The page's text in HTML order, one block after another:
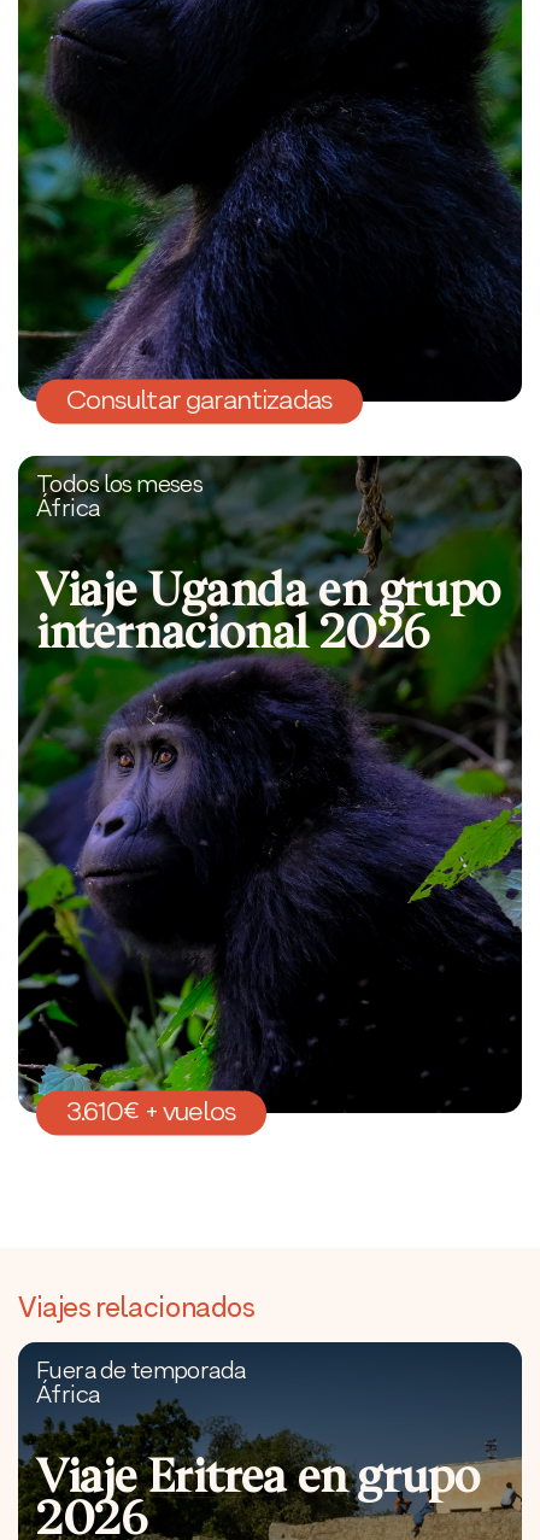
Consultar garantizadas
Todos los meses
África
Viaje Uganda en grupo
internacional 2026
3.610€ + vuelos
Viajes relacionados
Fuera de temporada
África
Viaje Eritrea en grupo
2026